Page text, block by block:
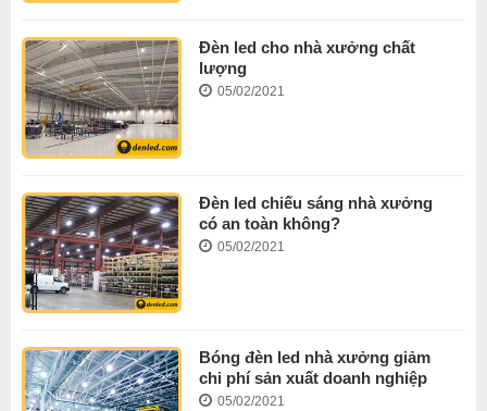
Đèn led cho nhà xưởng chất
lượng
05/02/2021
Đèn led chiếu sáng nhà xưởng
có an toàn không?
05/02/2021
Bóng đèn led nhà xưởng giảm
chi phí sản xuất doanh nghiệp
05/02/2021